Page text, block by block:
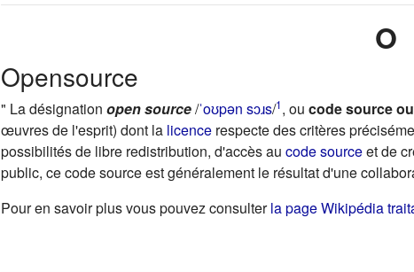
O
Opensource
" La désignation open source/ˈoʊpən sɔɹs/1, ou code source
œuvres de l'esprit) dont la licence respecte des critères
possibilités de libre redistribution, d'accès au code sourceet de
public, ce code source est généralement le résultat d'une
Pour en savoir plus vous pouvez consulterla page Wikipédia